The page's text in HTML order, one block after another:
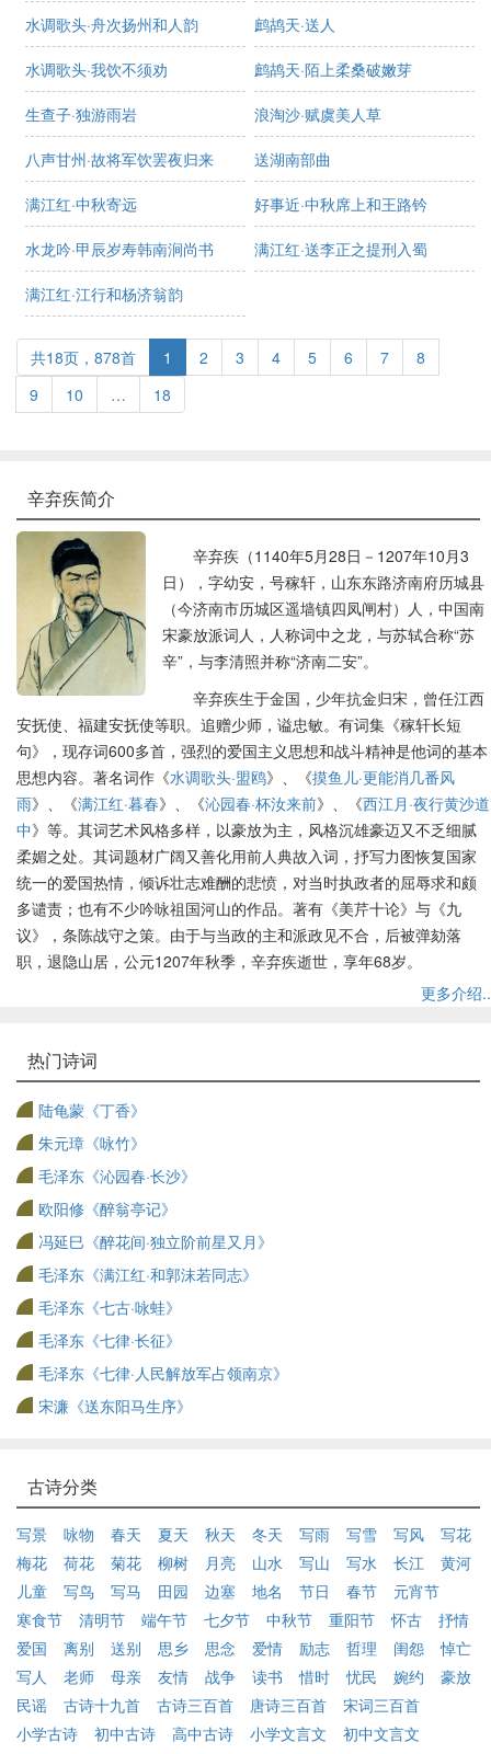
水调歌头·舟次扬州和人韵 鹧鸪天·送人
水调歌头·我饮不须劝 鹧鸪天·陌上柔桑破嫩芽
生查子·独游雨岩 浪淘沙·赋虞美人草
八声甘州·故将军饮罢夜归来 送湖南部曲
满江红·中秋寄远 好事近·中秋席上和王路钤
水龙吟·甲辰岁寿韩南涧尚书 满江红·送李正之提刑入蜀
满江红·江行和杨济翁韵
共18页，878首 1 2 3 4 5 6 7
8
9
10 … 18
辛弃疾简介
辛弃疾（1140年5月28日－1207年10月3
日），字幼安，号稼轩，山东东路济南府历城县
（今济南市历城区遥墙镇四凤闸村）人，中国南
宋豪放派词人，人称词中之龙，与苏轼合称“苏
辛”，与李清照并称“济南二安”。
辛弃疾生于金国，少年抗金归宋，曾任江西
安抚使、福建安抚使等职。追赠少师，谥忠敏。有词集《稼轩长短
句》，现存词600多首，强烈的爱国主义思想和战斗精神是他词的基本
思想内容。著名词作《水调歌头·盟鸥》、《摸鱼儿·更能消几番风
雨》、《满江红·暮春》、《沁园春·杯汝来前》、《西江月·夜行黄沙道
中》等。其词艺术风格多样，以豪放为主，风格沉雄豪迈又不乏细腻
柔媚之处。其词题材广阔又善化用前人典故入词，抒写力图恢复国家
统一的爱国热情，倾诉壮志难酬的悲愤，对当时执政者的屈辱求和颇
多谴责；也有不少吟咏祖国河山的作品。著有《美芹十论》与《九
议》，条陈战守之策。由于与当政的主和派政见不合，后被弹劾落
职，退隐山居，公元1207年秋季，辛弃疾逝世，享年68岁。
更多介绍..
热门诗词
陆龟蒙《丁香》
朱元璋《咏竹》
毛泽东《沁园春·长沙》
欧阳修《醉翁亭记》
冯延巳《醉花间·独立阶前星又月》
毛泽东《满江红·和郭沫若同志》
毛泽东《七古·咏蛙》
毛泽东《七律·长征》
毛泽东《七律·人民解放军占领南京》
宋濂《送东阳马生序》
古诗分类
写景 咏物 春天 夏天 秋天 冬天 写雨 写雪 写风
写花
梅花
荷花 菊花 柳树 月亮 山水 写山 写水 长江
黄河
儿童
写鸟 写马 田园 边塞 地名 节日 春节
元宵节
寒食节
清明节 端午节 七夕节 中秋节 重阳节 怀古
抒情
爱国
离别 送别 思乡 思念 爱情 励志 哲理 闺怨
悼亡
写人
老师 母亲 友情 战争 读书 惜时 忧民 婉约
豪放
民谣
古诗十九首 古诗三百首 唐诗三百首
宋词三百首
小学古诗
初中古诗 高中古诗 小学文言文
初中文言文